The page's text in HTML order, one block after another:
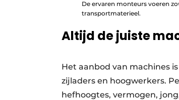
De ervaren monteurs voeren
transportmaterieel.
Altijd de juiste
Het aanbod van machines
zijladers en hoogwerkers.
hefhoogtes, vermogen,